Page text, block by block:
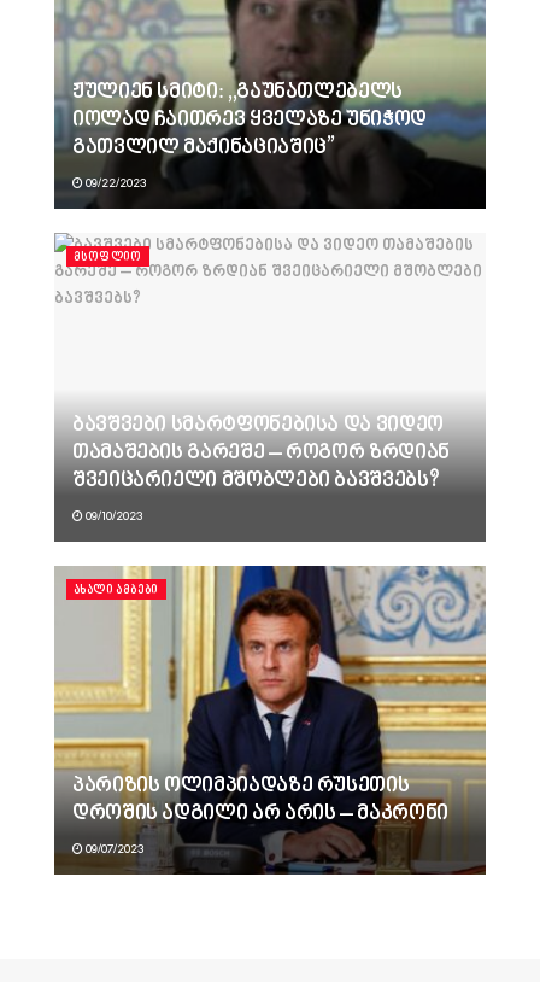
ჟულიენ სმიტი: ,,გაუნათლებელს
იოლად ჩაითრევ ყველაზე უნიჭოდ
გათვლილ მაქინაციაშიც”
09/22/2023
ᲛᲡᲝᲤᲚᲘᲝ
ბავშვები სმარტფონებისა და ვიდეო
თამაშების გარეშე – როგორ ზრდიან
შვეიცარიელი მშობლები ბავშვებს?
09/10/2023
ᲐᲮᲐᲚᲘ ᲐᲛᲑᲔᲑᲘ
პარიზის ოლიმპიადაზე რუსეთის
დროშის ადგილი არ არის – მაკრონი
09/07/2023